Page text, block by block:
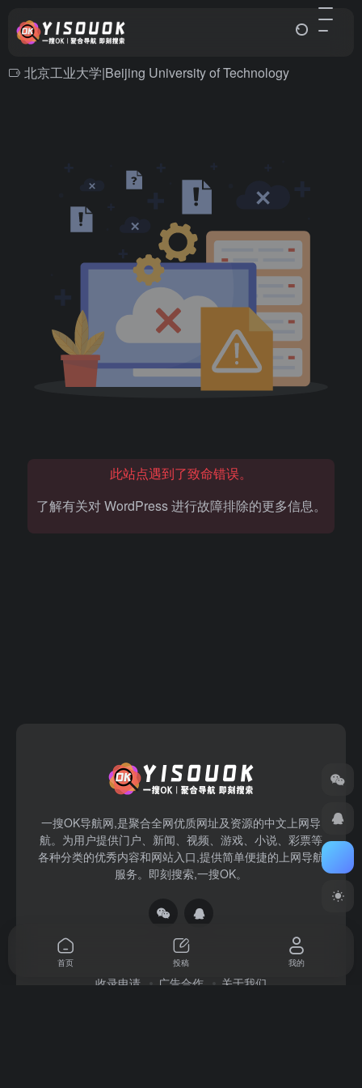
北京工业大学|Beijing University of Technology
此站点遇到了致命错误。
了解有关对 WordPress 进行故障排除的更多信息。
一搜OK导航网,是聚合全网优质网址及资源的中文上网导
航。为用户提供门户、新闻、视频、游戏、小说、彩票等
各种分类的优秀内容和网站入口,提供简单便捷的上网导航
服务。即刻搜索,一搜OK。
收录申请 广告合作 关于我们
首页 投稿 我的